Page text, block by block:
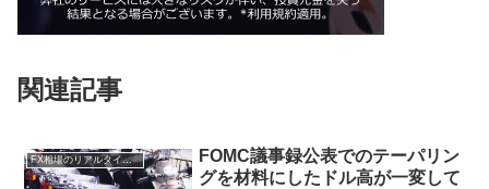
関連記事
FX相場のリアルタイム情報
FOMC議事録公表でのテーパリン
グを材料にしたドル高が一変して